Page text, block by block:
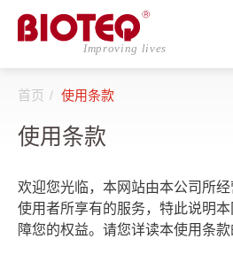
首页 使用条款
使用条款
欢迎您光临，本网站由本公司所
使用者所享有的服务，特此说明
障您的权益。请您详读本使用条款
关于邦特